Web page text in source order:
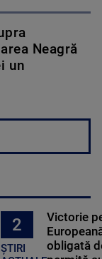
Neagră
un
2
ȘTIRI
Victorie
obligată